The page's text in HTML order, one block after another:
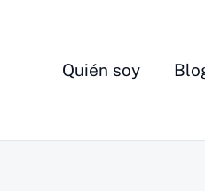
Quién soy